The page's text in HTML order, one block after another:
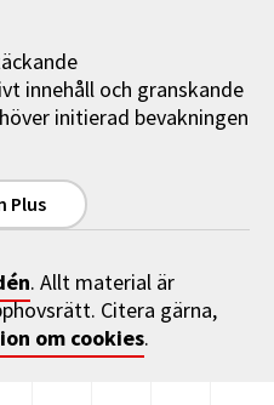
innehåll och granskande
initierad bevakningen
Plus
. Allt material är
Citera gärna,
om cookies.